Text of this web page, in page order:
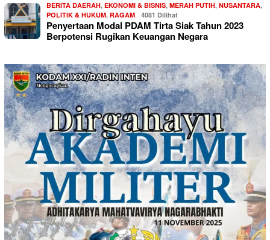
BERITA DAERAH, EKONOMI & BISNIS, MERAH PUTIH, NUSANTARA,
POLITIK & HUKUM, RAGAM 4081 Dilihat
Penyertaan Modal PDAM Tirta Siak Tahun 2023
Berpotensi Rugikan Keuangan Negara